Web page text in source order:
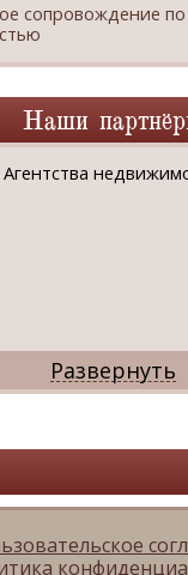
сопровождение по
Наши
Агентства